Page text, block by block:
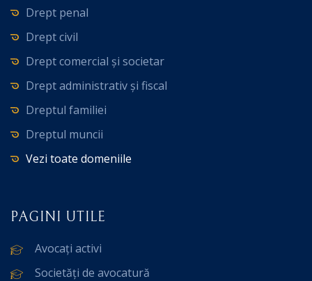
Drept penal
Drept civil
Drept comercial și societar
Drept administrativ și fiscal
Dreptul familiei
Dreptul muncii
Vezi toate domeniile
PAGINI UTILE
Avocați activi
Societăți de avocatură